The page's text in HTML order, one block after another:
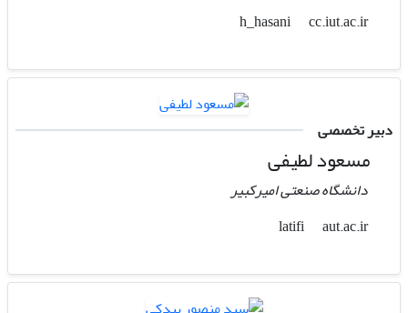
h_hasani
cc.iut.ac.ir
دبیر تخصصی
مسعود لطیفی
دانشگاه صنعتی امیرکبیر
latifi
aut.ac.ir